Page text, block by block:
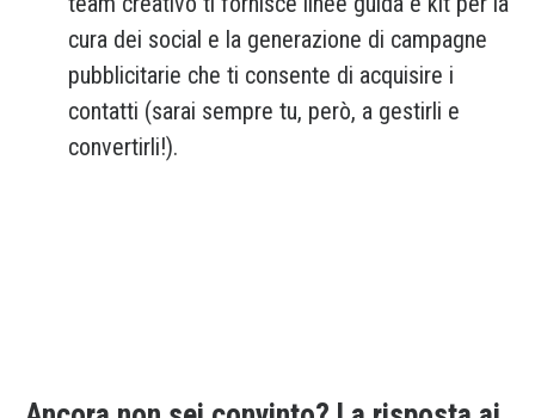
cura dei social e la generazione di campagne
pubblicitarie che ti consente di acquisire i
contatti (sarai sempre tu, però, a gestirli e
convertirli!).